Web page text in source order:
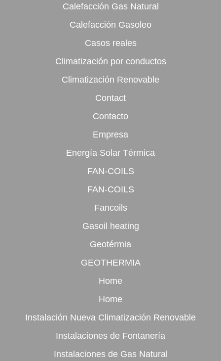
Calefacción Gas Natural
Calefacción Gasoleo
Casos reales
Climatización por conductos
Climatización Renovable
Contact
Contacto
Empresa
Energía Solar Térmica
FAN-COILS
FAN-COILS
Fancoils
Gasoil heating
Geotérmia
GEOTHERMIA
Home
Home
Instalación Nueva Climatización Renovable
Instalaciones de Fontanería
Instalaciones de Gas Natural